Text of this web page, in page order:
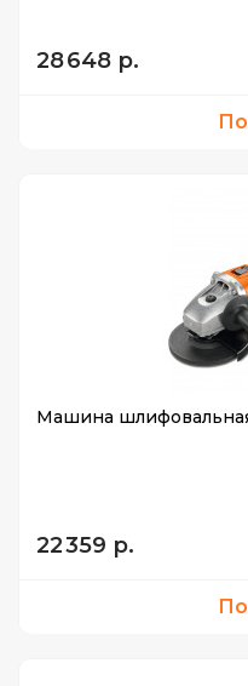
28 648 р.
Машина шлифовальная
22 359 р.